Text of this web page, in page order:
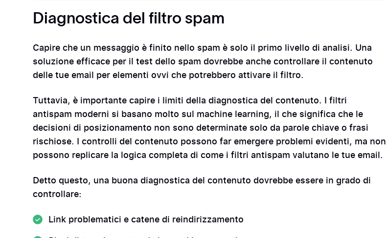
Diagnostica del filtro spam
Capire che un messaggio è finito nello spam è solo il primo livello di analisi. Una
soluzione efficace per il test dello spam dovrebbe anche controllare il contenuto
delle tue email per elementi ovvi che potrebbero attivare il filtro.
Tuttavia, è importante capire i limiti della diagnostica del contenuto. I filtri
antispam moderni si basano molto sul machine learning, il che significa che le
decisioni di posizionamento non sono determinate solo da parole chiave o frasi
rischiose. I controlli del contenuto possono far emergere problemi evidenti, ma non
possono replicare la logica completa di come i filtri antispam valutano le tue email.
Detto questo, una buona diagnostica del contenuto dovrebbe essere in grado di
controllare:
Link problematici e catene di reindirizzamento